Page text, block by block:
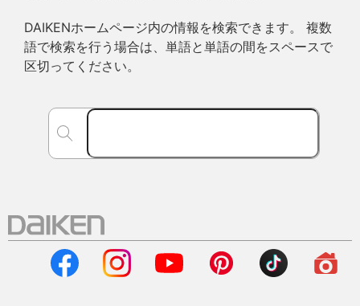
DAIKENホームページ内の情報を検索できます。 複数
語で検索を行う場合は、単語と単語の間をスペースで
区切ってください。